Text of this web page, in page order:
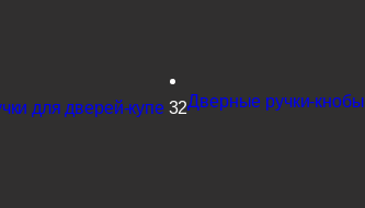
для дверей-купе 32Дверные ручки-кнобы